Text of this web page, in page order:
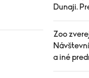
Dunaji.
Zoo
a iné